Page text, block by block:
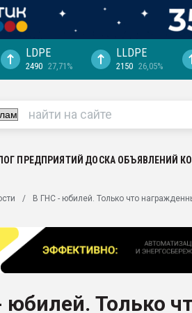
выходит на
рынке
LDPE
2490 27,71%
LLDPE
2150 26,05%
ПРЕДПРИЯТИЙ ДОСКА ОБЪЯВЛЕНИЙ
В ГНС - юбилей. Только что
юбилей. Только